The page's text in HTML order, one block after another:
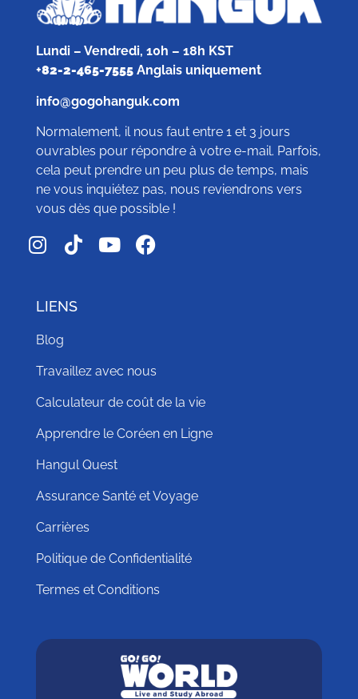
Lundi – Vendredi, 10h – 18h KST
+82-2-465-7555Anglais uniquement
info@gogohanguk.com
Normalement, il nous faut entre 1 et 3 jours
ouvrables pour répondre à votre e-mail. Parfois,
cela peut prendre un peu plus de temps, mais
ne vous inquiétez pas, nous reviendrons vers
vous dès que possible !
LIENS
Blog
Travaillez avec nous
Calculateur de coût de la vie
Apprendre le Coréen en Ligne
Hangul Quest
Assurance Santé et Voyage
Carrières
Politique de Confidentialité
Termes et Conditions